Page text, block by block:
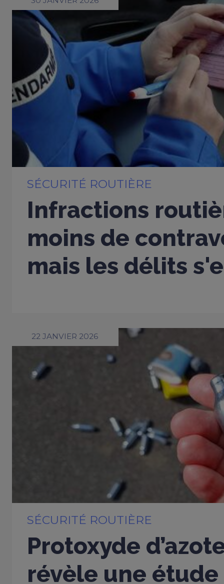
SÉCURITÉ ROUTIÈRE
Infractions
moins de
mais les délits
22 JANVIER 2026
SÉCURITÉ ROUTIÈRE
Protoxyde
révèle une étude